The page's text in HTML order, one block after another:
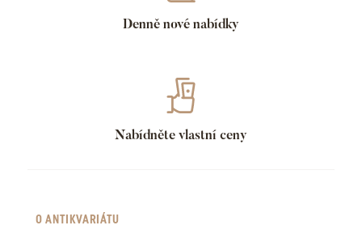
Denně nové nabídky
Nabídněte vlastní ceny
O ANTIKVARIÁTU